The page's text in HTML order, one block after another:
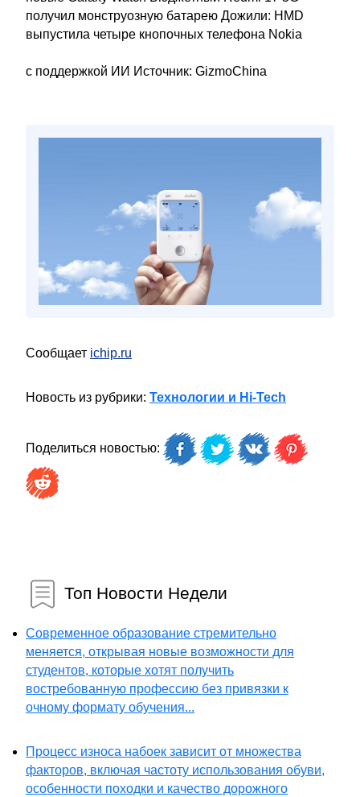
получил монструозную батарею Дожили: HMD
выпустила четыре кнопочных телефона Nokia
с поддержкой ИИ Источник: GizmoChina
Сообщает ichip.ru
Новость из рубрики: Технологии и Hi-Tech
Поделиться новостью:
Топ Новости Недели
Современное образование стремительно
меняется, открывая новые возможности для
студентов, которые хотят получить
востребованную профессию без привязки к
очному формату обучения...
Процесс износа набоек зависит от множества
факторов, включая частоту использования обуви,
особенности походки и качество дорожного